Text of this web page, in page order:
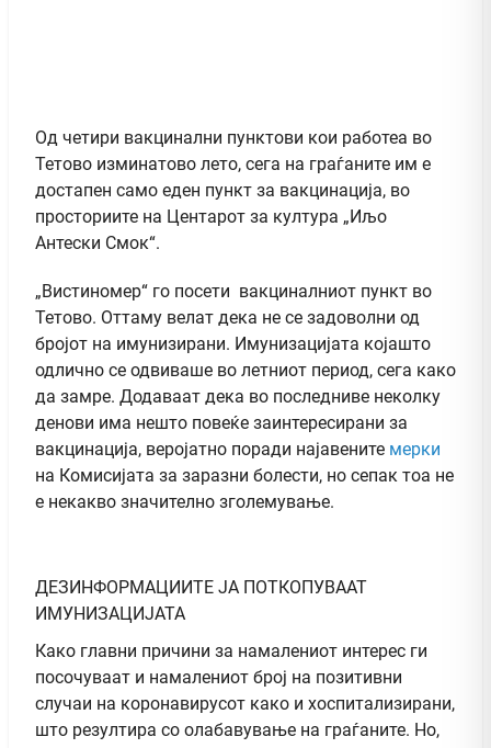
Од четири вакцинални пунктови кои работеа во
Тетово изминатово лето, сега на граѓаните им е
достапен само еден пункт за вакцинација, во
просториите на Центарот за култура „Иљо
Антески Смок“.
„Вистиномер“ го посети вакциналниот пункт во
Тетово. Оттаму велат дека не се задоволни од
бројот на имунизирани. Имунизацијата којашто
одлично се одвиваше во летниот период, сега како
да замре. Додаваат дека во последниве неколку
денови има нешто повеќе заинтересирани за
вакцинација, веројатно поради најавените мерки
на Комисијата за заразни болести, но сепак тоа не
е некакво значително зголемување.
ДЕЗИНФОРМАЦИИТЕ ЈА ПОТКОПУВААТ
ИМУНИЗАЦИЈАТА
Како главни причини за намалениот интерес ги
посочуваат и намалениот број на позитивни
случаи на коронавирусот како и хоспитализирани,
што резултира со олабавување на граѓаните. Но,